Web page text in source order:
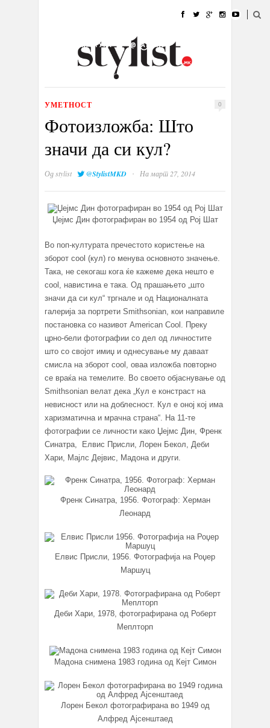
УБАВИНА
КУЛТУРА @РАБОТА
ИЗЛОГ
УМЕТНОСТ 0
Фотоизложба: Што
значи да си кул?
Одstylist @StylistMKD · На март 27, 2014
Џејмс Дин фотографиран во 1954 од Рој Шат
Во поп-културата пречестото користење на
зборот cool (кул) го менува основното значење.
Така, не секогаш кога ќе кажеме дека нешто е
cool, навистина е така. Од прашањето „што
значи да си кул“ тргнале и од Националната
галерија за портрети Smithsonian, кои направиле
постановка со називот American Cool. Преку
црно-бели фотографии со дел од личностите
што со својот имиџ и однесување му даваат
смисла на зборот cool, оваа изложба повторно
се враќа на темелите. Во своето објаснување од
Smithsonian велат дека „Кул е констраст на
невисност или на доблесност. Кул е оној кој има
харизматична и мрачна страна“. На 11-те
фотографии се личности како Џејмс Дин, Френк
Синатра, Елвис Присли, Лорeн Бекол, Деби
Хари, Мајлс Дејвис, Мадона и други.
Френк Синатра, 1956. Фотограф: Херман
Леонард
Елвис Присли, 1956. Фотографија на Роџер
Маршуц
Дeби Хари, 1978, фотографирана од Роберт
Меплторп
Мадона снимена 1983 година од Кејт Симон
Лорен Бекол фотографирана во 1949 од
Алфред Ајсенштаед